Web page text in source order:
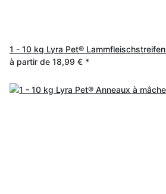
1 - 10 kg Lyra Pet® Lammfleischstreifen
à partir de 18,99 € *